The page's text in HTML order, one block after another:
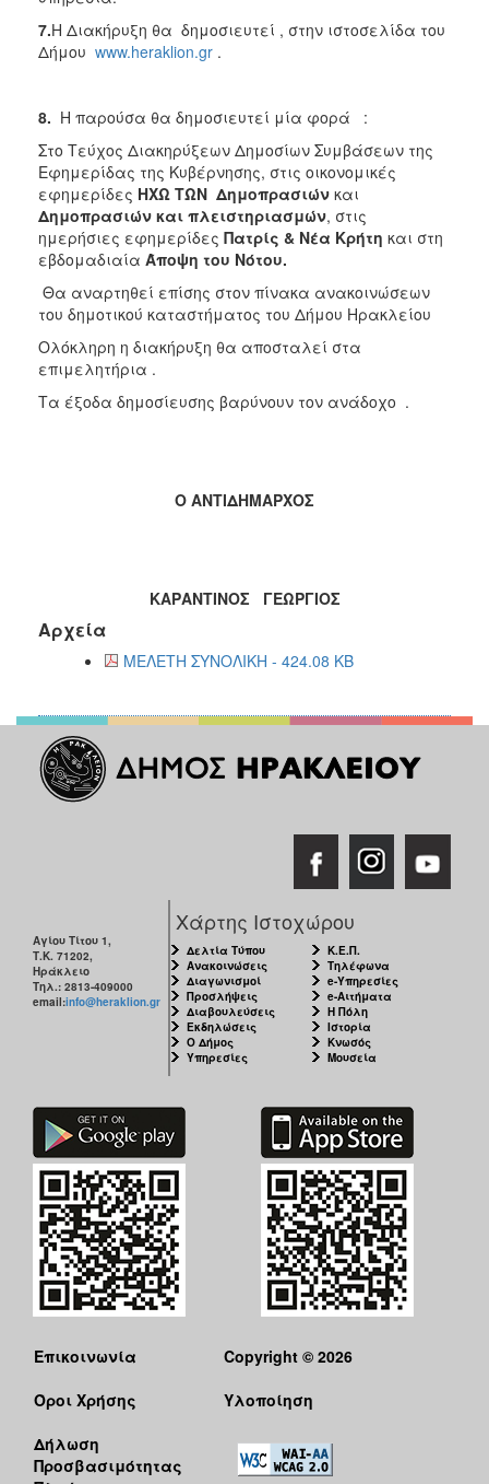
7.Η Διακήρυξη θα δημοσιευτεί , στην ιστοσελίδα του
Δήμου www.heraklion.gr .
8. Η παρούσα θα δημοσιευτεί μία φορά :
Στο Τεύχος Διακηρύξεων Δημοσίων Συμβάσεων της
Εφημερίδας της Κυβέρνησης, στις οικονομικές
εφημερίδες ΗΧΩ ΤΩΝ Δημοπρασιών και
Δημοπρασιών και πλειστηριασμών, στις
ημερήσιες εφημερίδες Πατρίς & Νέα Κρήτη και στη
εβδομαδιαία Άποψη του Νότου.
Θα αναρτηθεί επίσης στον πίνακα ανακοινώσεων
του δημοτικού καταστήματος του Δήμου Ηρακλείου
Ολόκληρη η διακήρυξη θα αποσταλεί στα
επιμελητήρια .
Τα έξοδα δημοσίευσης βαρύνουν τον ανάδοχο .
Ο ΑΝΤΙΔΗΜΑΡΧΟΣ
ΚΑΡΑΝΤΙΝΟΣ ΓΕΩΡΓΙΟΣ
Αρχεία
ΜΕΛΕΤΗ ΣΥΝΟΛΙΚΗ - 424.08 KB
Αγίου Τίτου 1,
Τ.Κ. 71202,
Ηράκλειο
Τηλ.: 2813-409000
email:info@heraklion.gr
Χάρτης Ιστοχώρου
Δελτία Τύπου
Ανακοινώσεις
Διαγωνισμοί
Προσλήψεις
Διαβουλεύσεις
Εκδηλώσεις
Ο Δήμος
Υπηρεσίες
Κ.Ε.Π.
Τηλέφωνα
e-Υπηρεσίες
e-Αιτήματα
Η Πόλη
Ιστορία
Κνωσός
Μουσεία
Επικοινωνία
Όροι Χρήσης
Δήλωση
Προσβασιμότητας
Copyright © 2026
Υλοποίηση